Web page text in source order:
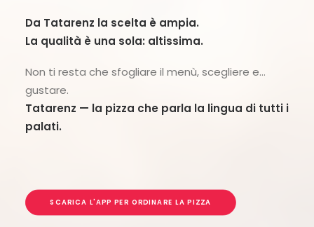
Da Tatarenz la scelta è ampia.
La qualità è una sola: altissima.
Non ti resta che sfogliare il menù, scegliere e…
gustare.
Tatarenz — la pizza che parla la lingua di tutti i
palati.
SCARICA L'APP PER ORDINARE LA PIZZA